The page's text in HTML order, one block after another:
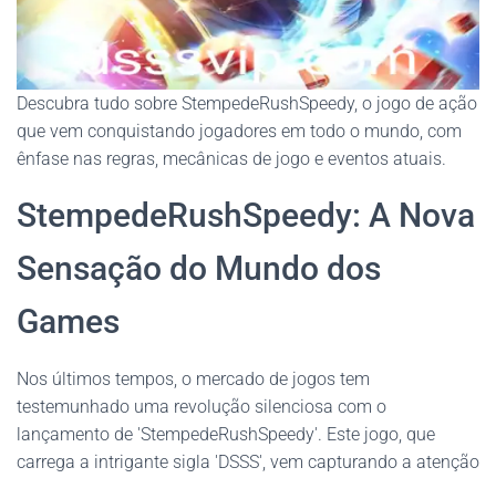
Descubra tudo sobre StempedeRushSpeedy, o jogo de ação
que vem conquistando jogadores em todo o mundo, com
ênfase nas regras, mecânicas de jogo e eventos atuais.
StempedeRushSpeedy: A Nova
Sensação do Mundo dos
Games
Nos últimos tempos, o mercado de jogos tem
testemunhado uma revolução silenciosa com o
lançamento de 'StempedeRushSpeedy'. Este jogo, que
carrega a intrigante sigla 'DSSS', vem capturando a atenção